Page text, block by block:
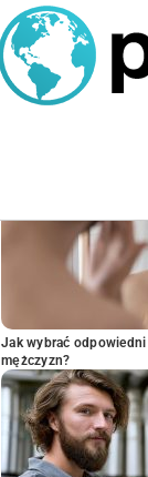
Jak wybrać
mężczyzn?